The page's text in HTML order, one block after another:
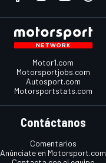
Motor1.com
Motorsportjobs.com
Autosport.com
Motorsportstats.com
Contáctanos
Comentarios
Anúnciate en Motorsport.com